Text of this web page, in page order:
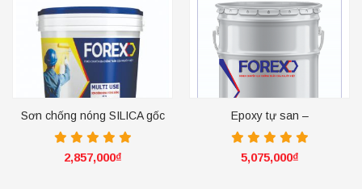
Sơn chống nóng SILICA gốc
nước
2,857,000₫
Epoxy tự san –
X03.COATING
5,075,000₫